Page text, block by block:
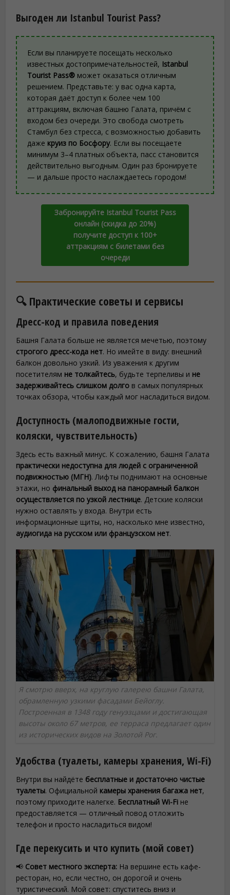
Выгоден ли Istanbul Tourist Pass?
Если вы планируете посещать несколько
известных достопримечательностей, Istanbul
Tourist Pass® может оказаться отличным
решением. Представьте: у вас одна карта,
которая даёт доступ к более чем 100
аттракциям, включая башню Галата, причём с
входом без очереди. Это свобода смотреть
Стамбул без стресса, с возможностью добавить
даже круиз по Босфору. Если вы посещаете
минимум 3–4 платных объекта, пасс становится
действительно выгодным. Один раз бронируете
— и дальше просто наслаждаетесь городом!
Забронируйте Istanbul Tourist Pass
онлайн (скидка до 20%)
получите доступ к 100+
аттракциям с билетами без
очереди
🔍 Практические советы и сервисы
Дресс-код и правила поведения
Башня Галата больше не является мечетью, поэтому
строгого дресс-кода нет. Но имейте в виду: внешний
балкон довольно узкий. Из уважения к другим
посетителям не толкайтесь, будьте терпеливы и не
задерживайтесь слишком долго в самых популярных
точках обзора, чтобы каждый мог насладиться видом.
Доступность (малоподвижные гости,
коляски, чувствительность)
Здесь есть важный минус. К сожалению, башня Галата
практически недоступна для людей с ограниченной
подвижностью (МГН). Лифты поднимают на основные
этажи, но финальный выход на панорамный балкон
осуществляется по узкой лестнице. Детские коляски
нужно оставлять у входа. Внутри есть
информационные щиты, но, насколько мне известно,
аудиогида на русском или французском нет.
Я смотрю вверх, на круглую галерею башни Галата,
обрамленную узкими фасадами Бейоглу.
Построенная в 1348 году генуэзцами и достигающая
высоты около 67 метров, ее терраса предлагает один
из исторических видов на Золотой Рог.
Удобства (туалеты, камеры хранения, Wi-Fi)
Внутри вы найдёте бесплатные и достаточно чистые
туалеты. Официальной камеры хранения багажа нет,
поэтому приходите налегке. Бесплатный Wi-Fi не
предоставляется — отличный повод отложить
телефон и просто насладиться видом!
Где перекусить и что купить (мой совет)
📢 Совет местного эксперта: На вершине есть кафе-
ресторан, но, если честно, он дорогой и очень
туристический. Мой совет: спуститесь вниз и